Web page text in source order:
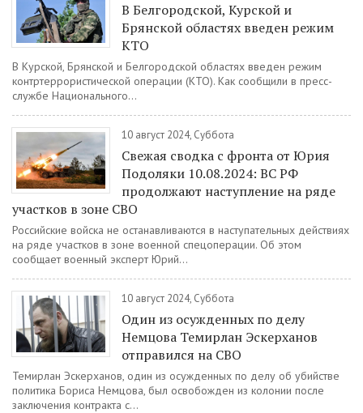
В Белгородской, Курской и
Брянской областях введен режим
КТО
В Курской, Брянской и Белгородской областях введен режим
контртеррористической операции (КТО). Как сообщили в пресс-
службе Национального...
10 август 2024, Суббота
Свежая сводка с фронта от Юрия
Подоляки 10.08.2024: ВС РФ
продолжают наступление на ряде
участков в зоне СВО
Российские войска не останавливаются в наступательных действиях
на ряде участков в зоне военной спецоперации. Об этом
сообщает военный эксперт Юрий...
10 август 2024, Суббота
Один из осужденных по делу
Немцова Темирлан Эскерханов
отправился на СВО
Темирлан Эскерханов, один из осужденных по делу об убийстве
политика Бориса Немцова, был освобожден из колонии после
заключения контракта с...